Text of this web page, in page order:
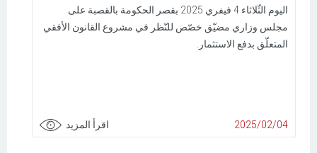
اليوم الثّلاثاء 4 فيفري 2025 بقصر الحكومة بالقصبة على
مجلس وزاري مضيّق خصّص للنّظر في مشروع القانون الأفقي
المتعلّق بدفع الاستثمار.
2025/02/04 اقرأ المزيد